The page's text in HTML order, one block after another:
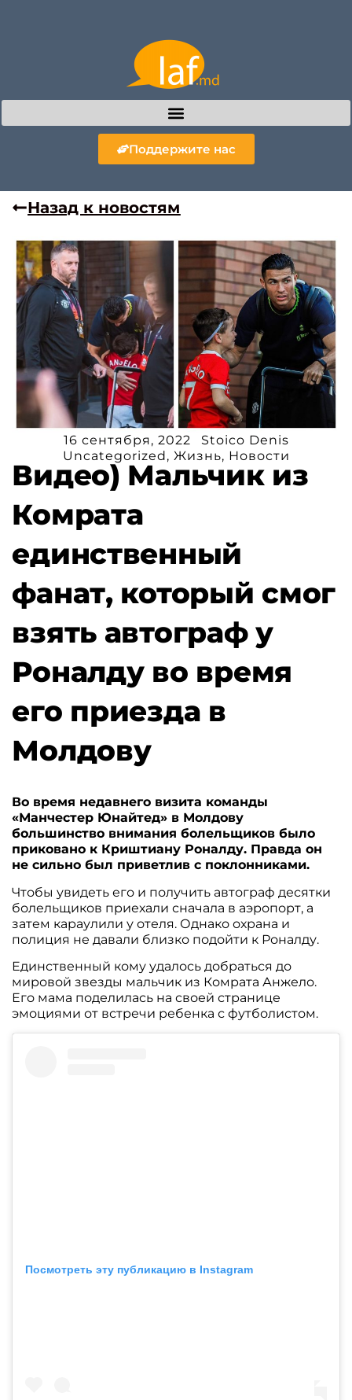
Поддержите нас
Назад к новостям
16 сентября, 2022
Stoico Denis
Uncategorized , Жизнь, Новости
Видео) Мальчик из
Комрата
единственный
фанат, который смог
взять автограф у
Роналду во время
его приезда в
Молдову
Во время недавнего визита команды
«Манчестер Юнайтед» в Молдову
большинство внимания болельщиков было
приковано к Криштиану Роналду. Правда он
не сильно был приветлив с поклонниками.
Чтобы увидеть его и получить автограф десятки
болельщиков приехали сначала в аэропорт, а
затем караулили у отеля. Однако охрана и
полиция не давали близко подойти к Роналду.
Единственный кому удалось добраться до
мировой звезды мальчик из Комрата Анжело.
Его мама поделилась на своей странице
эмоциями от встречи ребенка с футболистом.
Посмотреть эту публикацию в Instagram